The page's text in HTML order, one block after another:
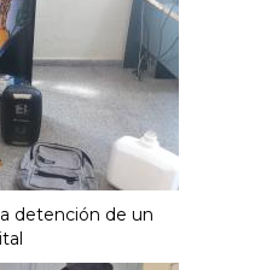
detención de un